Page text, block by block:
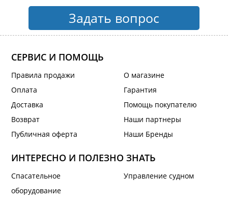
Задать вопрос
СЕРВИС И ПОМОЩЬ
Правила продажи
Оплата
Доставка
Возврат
Публичная оферта
О магазине
Гарантия
Помощь покупателю
Наши партнеры
Наши Бренды
ИНТЕРЕСНО И ПОЛЕЗНО ЗНАТЬ
Спасательное
оборудование
Управление судном